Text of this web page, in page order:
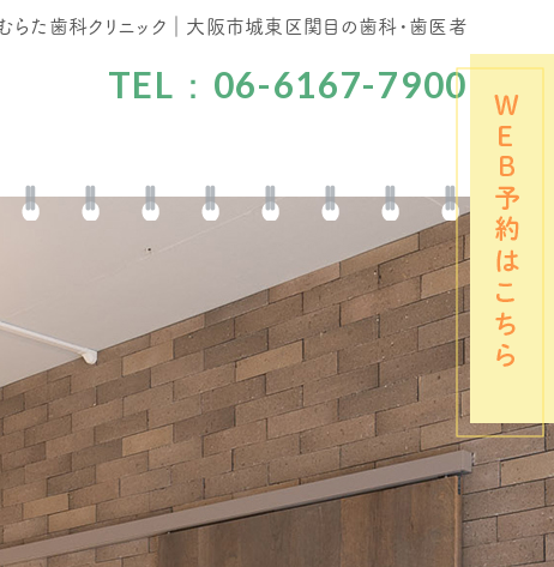
TEL：06-6167-7900
らた歯科クリニック｜大阪市城東区関目の歯科・歯医者